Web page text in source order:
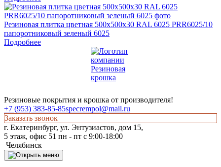
Резиновая плитка цветная 500х500х30 RAL 6025 PRR6025/10
папоротниковый зеленый 6025
Подробнее
Резиновые покрытия и крошка от производителя!
+7 (953) 383-85-85specrempol@mail.ru
Заказать звонок
г. Екатеринбург, ул. Энтузиастов, дом 15,
5 этаж, офис 51 пн - пт с 9:00-18:00
Челябинск